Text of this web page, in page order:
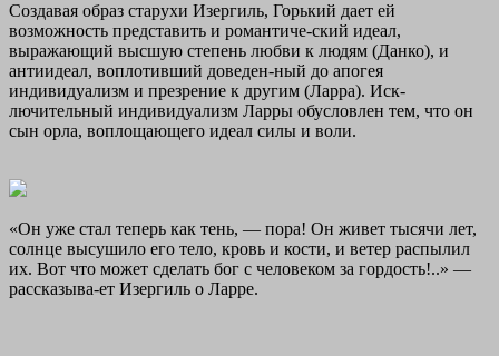
Создавая образ старухи Изергиль, Горький дает ей
возможность представить и романтиче-ский идеал,
выражающий высшую степень любви к людям (Данко), и
антиидеал, воплотивший доведен-ный до апогея
индивидуализм и презрение к другим (Ларра). Иск-
лючительный индивидуализм Ларры обусловлен тем, что он
сын орла, воплощающего идеал силы и воли.
«Он уже стал теперь как тень, — пора! Он живет тысячи лет,
солнце высушило его тело, кровь и кости, и ветер распылил
их. Вот что может сделать бог с человеком за гордость!..» —
рассказыва-ет Изергиль о Ларре.